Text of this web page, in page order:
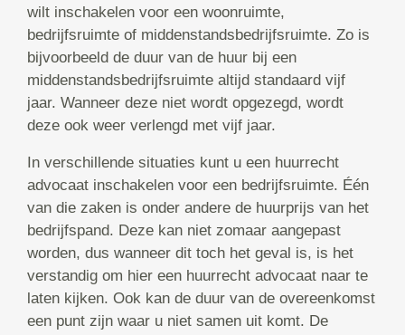
wilt inschakelen voor een woonruimte,
bedrijfsruimte of middenstandsbedrijfsruimte. Zo is
bijvoorbeeld de duur van de huur bij een
middenstandsbedrijfsruimte altijd standaard vijf
jaar. Wanneer deze niet wordt opgezegd, wordt
deze ook weer verlengd met vijf jaar.
In verschillende situaties kunt u een huurrecht
advocaat inschakelen voor een bedrijfsruimte. Één
van die zaken is onder andere de huurprijs van het
bedrijfspand. Deze kan niet zomaar aangepast
worden, dus wanneer dit toch het geval is, is het
verstandig om hier een huurrecht advocaat naar te
laten kijken. Ook kan de duur van de overeenkomst
een punt zijn waar u niet samen uit komt. De